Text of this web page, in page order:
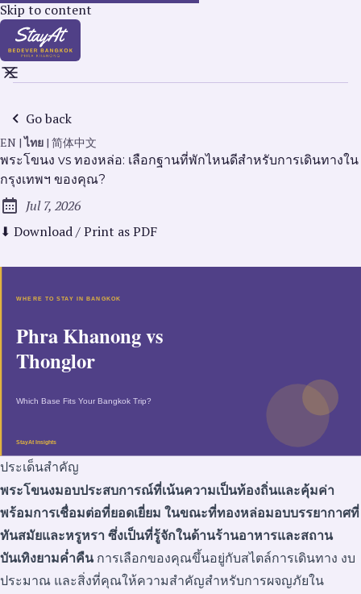
Skip to content
Go back
EN |ไทย | 简体中文
พระโขนง vs ทองหล่อ: เลือกฐานที่พักไหนดีสำหรับการเดินทางใน
กรุงเทพฯ ของคุณ?
Published:
Jul 7, 2026
⬇ Download / Print as PDF
ประเด็นสำคัญ
พระโขนงมอบประสบการณ์ที่เน้นความเป็นท้องถิ่นและคุ้มค่า
พร้อมการเชื่อมต่อที่ยอดเยี่ยม ในขณะที่ทองหล่อมอบบรรยากาศที่
ทันสมัยและหรูหรา ซึ่งเป็นที่รู้จักในด้านร้านอาหารและสถาน
บันเทิงยามค่ำคืนการเลือกของคุณขึ้นอยู่กับสไตล์การเดินทาง งบ
ประมาณ และสิ่งที่คุณให้ความสำคัญสำหรับการผจญภัยใน